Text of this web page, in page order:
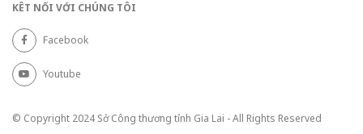
KÊT NỐI VỚI CHÚNG TÔI
Facebook
Youtube
© Copyright 2024 Sở Công thương tỉnh Gia Lai - All Rights Reserved